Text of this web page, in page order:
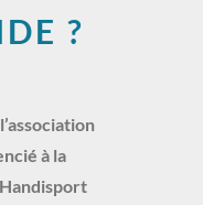
?
à la